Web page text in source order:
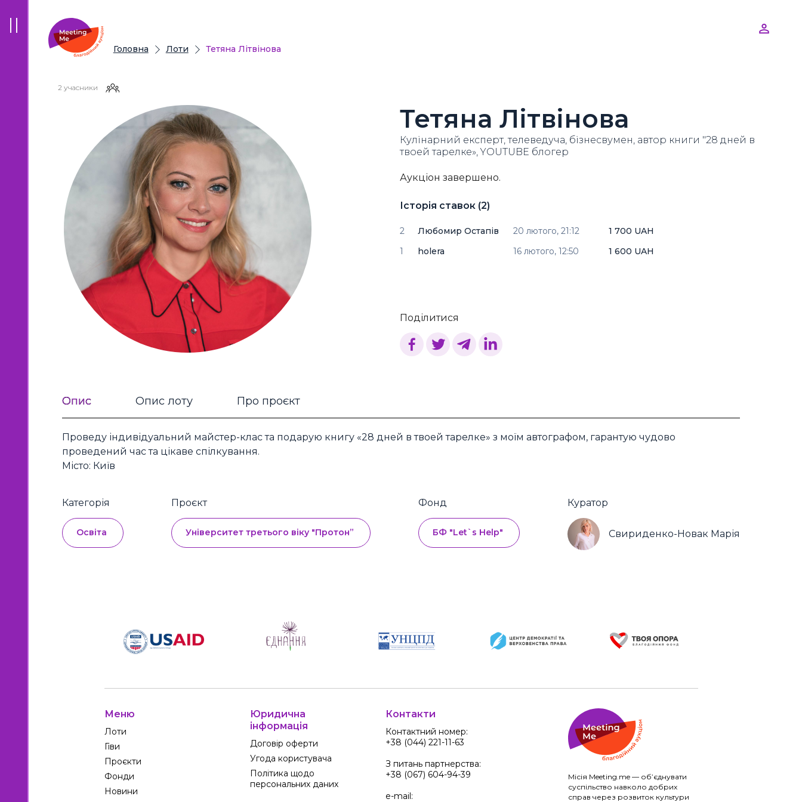
Головна Лоти Тетяна Літвінова
2 учасники
Тетяна Літвінова
Кулінарний експерт, телеведуча, бізнесвумен, автор книги "28 дней в
твоей тарелке», YOUTUBE блогер
Аукціон завершено.
Історія ставок (2)
2 Любомир Остапів 20 лютого, 21:12
1 700 UAH
1
holera 16 лютого, 12:50 1 600 UAH
Поділитися
Опис Опис лоту Про проєкт
Проведу індивідуальний майстер-клас та подарую книгу «28 дней в твоей тарелке» з моїм автографом, гарантую чудово
проведений час та цікаве спілкування.
Місто: Київ
Категорія
Освіта
Проєкт
Університет третього віку "Протон”
Фонд
БФ "Let`s Help"
Куратор
Свириденко-Новак Марія
Меню
Лоти
Гіви
Проєкти
Фонди
Новини
Юридична
інформація
Договір оферти
Угода користувача
Політика щодо
персональних даних
Контакти
Контактний номер:
+38 (044) 221-11-63
З питань партнерства:
+38 (067) 604-94-39
e-mail:
Місія Meeting.me — об’єднувати
суспільство навколо добрих
справ через розвиток культури